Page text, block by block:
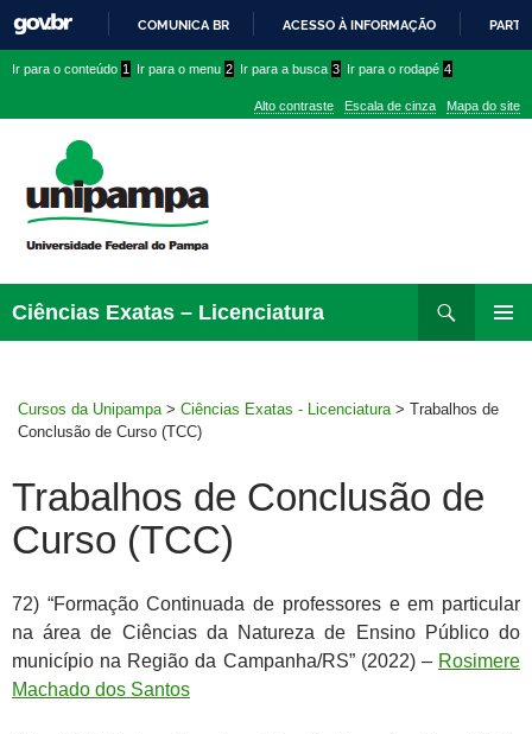
PARA
CONTEÚDO
COMUNICA BR ACESSO À INFORMAÇÃO
conteúdo
menu
superior
menu
Ir para o conteúdo 1 Ir para o menu 2 Ir para a busca 3 Ir para o rodapé 4
Alto contraste Escala de cinza Mapa do site
Ciências Exatas – Licenciatura
para
Cursos da Unipampa > Ciências Exatas - Licenciatura > Trabalhos de
Conclusão de Curso (TCC)
Trabalhos de Conclusão de
Curso (TCC)
72) “Formação Continuada de professores e em particular
na área de Ciências da Natureza de Ensino Público do
município na Região da Campanha/RS” (2022) – Rosimere
Machado dos Santos